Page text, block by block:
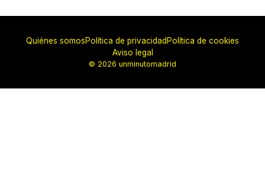
Quiénes somosPolítica de privacidad Política de cookies
Aviso legal
© 2026 unminutomadrid